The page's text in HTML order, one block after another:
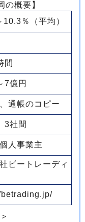
の概要】
10.3％（平均）
間
7億円
通帳のコピー
3社間
人事業主
ビートレーディ
betrading.jp/